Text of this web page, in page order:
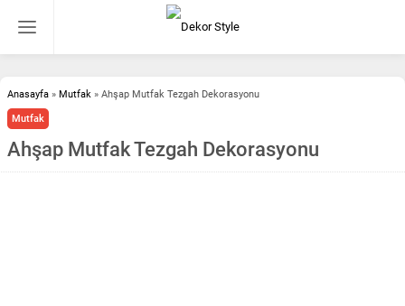
Anasayfa » Mutfak » Ahşap Mutfak Tezgah Dekorasyonu
Mutfak
Ahşap Mutfak Tezgah Dekorasyonu